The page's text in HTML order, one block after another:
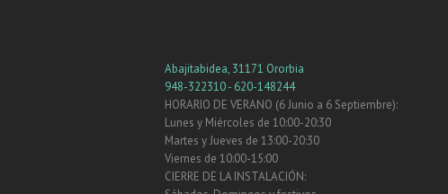
Abajitabidea, 31171 Ororbia
948-322310 - 620-148244
HORARIO DE VERANO (6 Junio a 6 Septiembre):
Lunes y Miércoles de 10:00-20:30
Martes y Jueves de 13:00-20:30
Viernes de 10:00-15:00
CIERRE DE LA INSTALACIÓN: